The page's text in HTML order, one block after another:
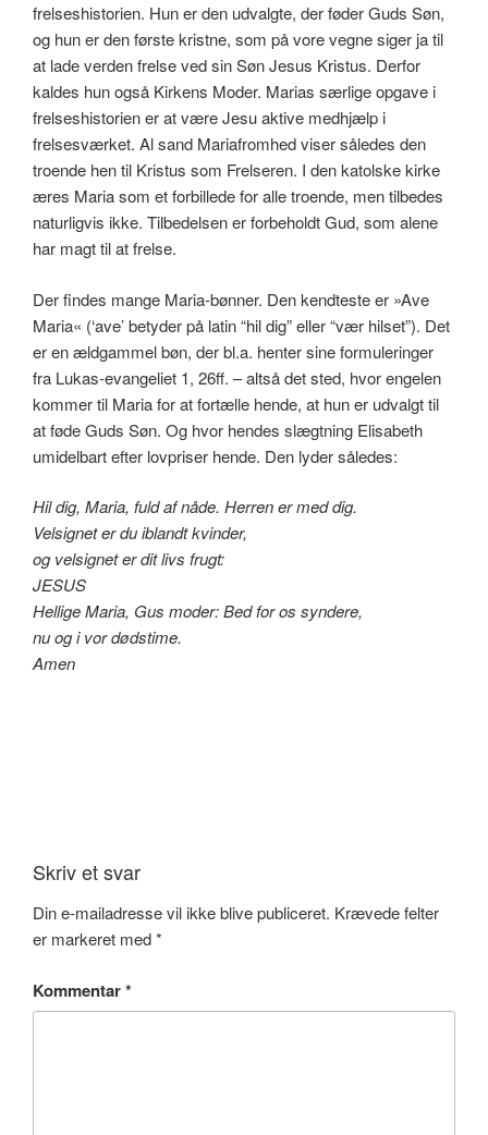
frelseshistorien. Hun er den udvalgte, der føder Guds Søn,
og hun er den første kristne, som på vore vegne siger ja til
at lade verden frelse ved sin Søn Jesus Kristus. Derfor
kaldes hun også Kirkens Moder. Marias særlige opgave i
frelseshistorien er at være Jesu aktive medhjælp i
frelsesværket. Al sand Mariafromhed viser således den
troende hen til Kristus som Frelseren. I den katolske kirke
æres Maria som et forbillede for alle troende, men tilbedes
naturligvis ikke. Tilbedelsen er forbeholdt Gud, som alene
har magt til at frelse.
Der findes mange Maria-bønner. Den kendteste er »Ave
Maria« (‘ave’ betyder på latin “hil dig” eller “vær hilset”). Det
er en ældgammel bøn, der bl.a. henter sine formuleringer
fra Lukas-evangeliet 1, 26ff. – altså det sted, hvor engelen
kommer til Maria for at fortælle hende, at hun er udvalgt til
at føde Guds Søn. Og hvor hendes slægtning Elisabeth
umidelbart efter lovpriser hende. Den lyder således:
Hil dig, Maria, fuld af nåde. Herren er med dig.
Velsignet er du iblandt kvinder,
og velsignet er dit livs frugt:
JESUS
Hellige Maria, Gus moder: Bed for os syndere,
nu og i vor dødstime.
Amen
Skriv et svar
Din e-mailadresse vil ikke blive publiceret. Krævede felter
er markeret med*
Kommentar*